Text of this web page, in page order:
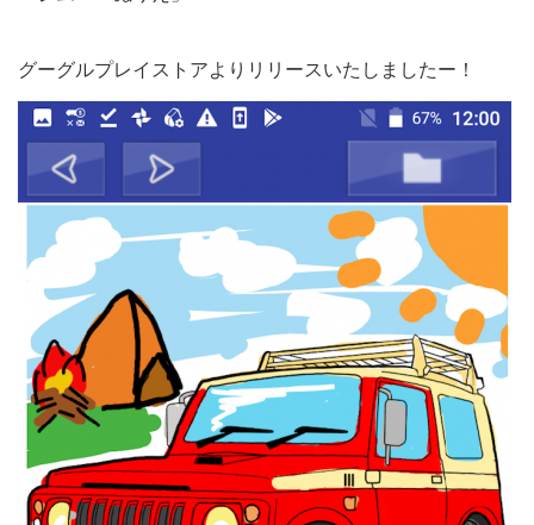
グーグルプレイストアよりリリースいたしましたー！